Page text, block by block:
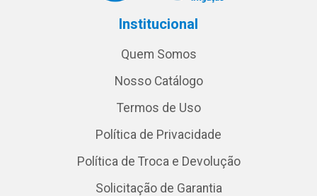
Institucional
Quem Somos
Nosso Catálogo
Termos de Uso
Política de Privacidade
Política de Troca e Devolução
Solicitação de Garantia